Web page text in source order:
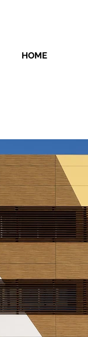
HOME